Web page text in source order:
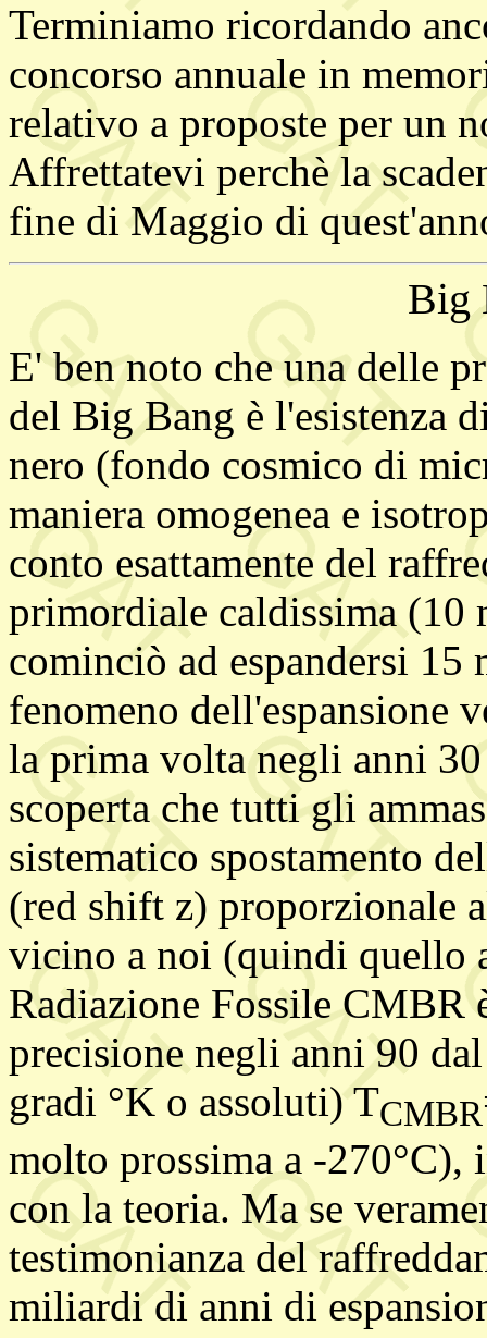
Terminiamo ricordando
concorso annuale in
relativo a proposte per un
Affrettatevi perchè la
fine di Maggio di
Big
E' ben noto che una delle
del Big Bang è l'esistenza
nero (fondo cosmico di
maniera omogenea e
conto esattamente del
primordiale caldissima (10
cominciò ad espandersi
fenomeno dell'espansione
la prima volta negli anni
scoperta che tutti gli
sistematico spostamento
(red shift z) proporzionale
vicino a noi (quindi quello
Radiazione Fossile CMBR
precisione negli anni 90
gradi °K o assoluti) TCMBR
molto prossima a -270°C),
con la teoria. Ma se
testimonianza del
miliardi di anni di